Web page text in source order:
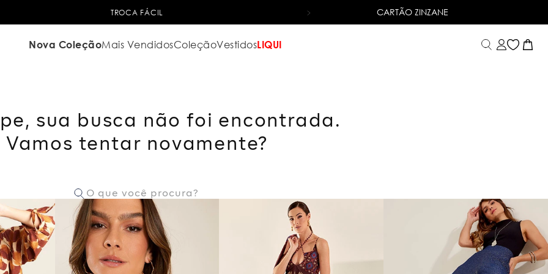
TROCA FÁCIL 6X SEM JUROSNO CARTÃO DE CRÉDITO
CARTÃO ZINZANE
Nova ColeçãoMais VendidosColeçãoVestidosLIQUI
sua busca não foi encontrada.
Vamos tentar novamente?